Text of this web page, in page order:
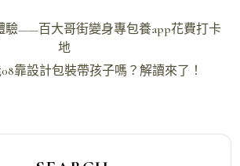
驗——百大哥街變身專包養app花費打卡
地
靠設計包裝帶孩子嗎？解讀來了！